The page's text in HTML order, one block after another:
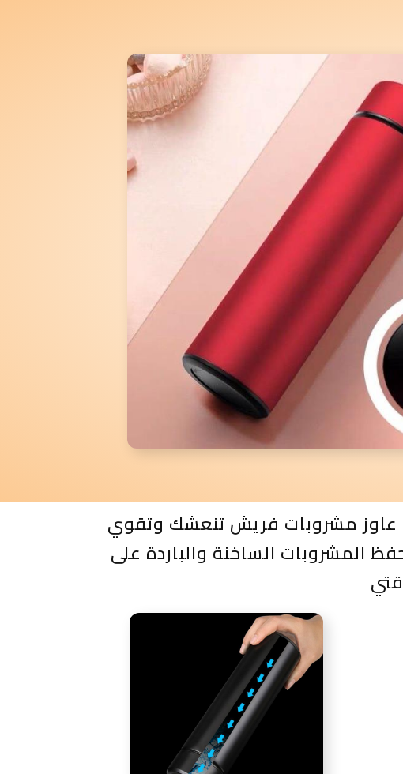
عاوز مشروبات فريش تنعشك وتقوي
المشروبات الساخنة والباردة على